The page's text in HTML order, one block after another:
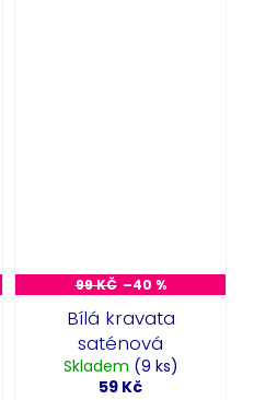
99 KČ –40 %
Bílá kravata
saténová
Skladem (9 ks)
59 Kč